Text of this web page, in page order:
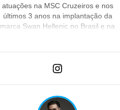
atuações na MSC Cruzeiros e nos
últimos 3 anos na implantação da
marca Swan Hellenic no Brasil e na